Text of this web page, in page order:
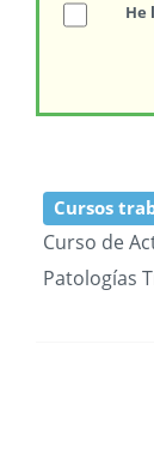
He
Cursos
Curso de
Patologías